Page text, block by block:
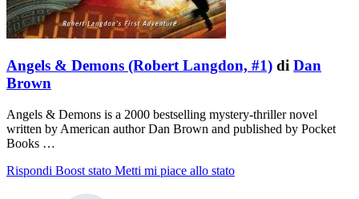
Angels & Demons (Robert Langdon, #1) di Dan
Brown
Angels & Demons is a 2000 bestselling mystery-thriller novel
written by American author Dan Brown and published by Pocket
Books …
Rispondi Boost stato Metti mi piace allo stato